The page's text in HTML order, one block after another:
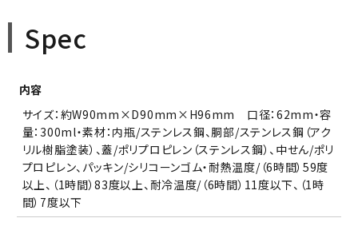
Spec
内容
サイズ：約W90mm×D90mm×H96mm 口径：62mm・容
量：300ml・素材：内瓶/ステンレス鋼、胴部/ステンレス鋼（アク
リル樹脂塗装）、蓋/ポリプロピレン（ステンレス鋼）、中せん/ポリ
プロピレン、パッキン/シリコーンゴム・耐熱温度/（6時間）59度
以上、（1時間）83度以上、耐冷温度/（6時間）11度以下、（1時
間）7度以下